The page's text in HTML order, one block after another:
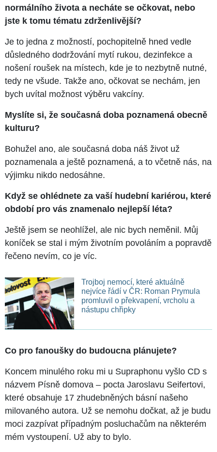
normálního života a necháte se očkovat, nebo
jste k tomu tématu zdrženlivější?
Je to jedna z možností, pochopitelně hned vedle
důsledného dodržování mytí rukou, dezinfekce a
nošení roušek na místech, kde je to nezbytně nutné,
tedy ne všude. Takže ano, očkovat se nechám, jen
bych uvítal možnost výběru vakcíny.
Myslíte si, že současná doba poznamená obecně
kulturu?
Bohužel ano, ale současná doba náš život už
poznamenala a ještě poznamená, a to včetně nás, na
výjimku nikdo nedosáhne.
Když se ohlédnete za vaší hudební kariérou, které
období pro vás znamenalo nejlepší léta?
Ještě jsem se neohlížel, ale nic bych neměnil. Můj
koníček se stal i mým životním povoláním a popravdě
řečeno nevím, co je víc.
Trojboj nemocí, které aktuálně
nejvíce řádí v ČR: Roman Prymula
promluvil o překvapení, vrcholu a
nástupu chřipky
Co pro fanoušky do budoucna plánujete?
Koncem minulého roku mi u Supraphonu vyšlo CD s
názvem Písně domova – pocta Jaroslavu Seifertovi,
které obsahuje 17 zhudebněných básní našeho
milovaného autora. Už se nemohu dočkat, až je budu
moci zazpívat případným posluchačům na některém
mém vystoupení. Už aby to bylo.